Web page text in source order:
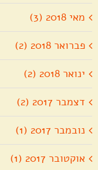
מאי 2018 (3)
פברואר 2018 (2)
ינואר 2018 (2)
דצמבר 2017 (2)
נובמבר 2017 (1)
אוקטובר 2017 (1)